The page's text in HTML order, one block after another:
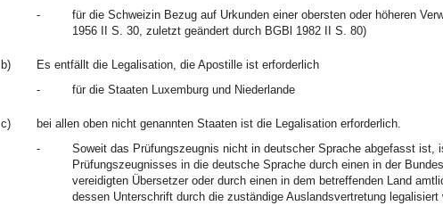
-
für die Schweizin Bezug auf Urkunden einer obersten oder höheren
1956 II S. 30, zuletzt geändert durch BGBl 1982 II S. 80)
b)
Es entfällt die Legalisation, die Apostille ist erforderlich
-
für die Staaten Luxemburg und Niederlande
c)
bei allen oben nicht genannten Staaten ist die Legalisation erforderlich.
-
Soweit das Prüfungszeugnis nicht in deutscher Sprache abgefasst ist,
Prüfungszeugnisses in die deutsche Sprache durch einen in der
vereidigten Übersetzer oder durch einen in dem betreffenden Land
dessen Unterschrift durch die zuständige Auslandsvertretung legalisiert